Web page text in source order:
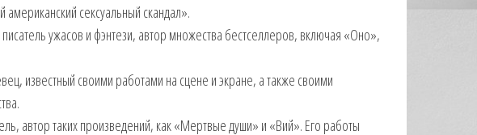
сексуальный скандал».
ужасов и фэнтези, автор множества бестселлеров, включая «Оно»,
известный своими работами на сцене и экране, а также своими
автор таких произведений, как «Мертвые души» и «Вий». Его работы